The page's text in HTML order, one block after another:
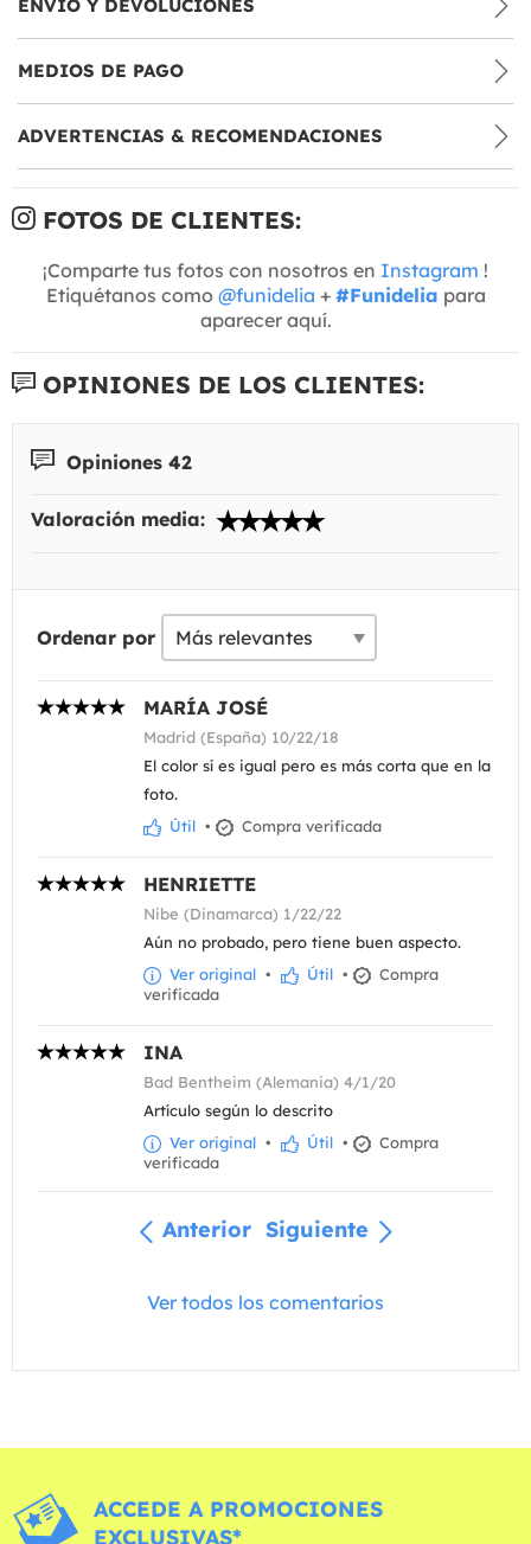
ENVÍO Y DEVOLUCIONES
MEDIOS DE PAGO
ADVERTENCIAS & RECOMENDACIONES
FOTOS DE CLIENTES:
¡Comparte tus fotos con nosotros en Instagram !
Etiquétanos como @funidelia + #Funidelia para
aparecer aquí.
OPINIONES DE LOS CLIENTES:
Opiniones 42
Valoración media:
Ordenar por
MARÍA JOSÉ
Madrid (España) 10/22/18
El color sí es igual pero es más corta que en la
foto.
Útil • Compra verificada
HENRIETTE
Nibe (Dinamarca) 1/22/22
Aún no probado, pero tiene buen aspecto.
Ver original • Útil •
Compra
verificada
INA
Bad Bentheim (Alemania) 4/1/20
Artículo según lo descrito
Ver original • Útil •
Compra
verificada
Anterior Siguiente
Ver todos los comentarios
ACCEDE A PROMOCIONES
EXCLUSIVAS*